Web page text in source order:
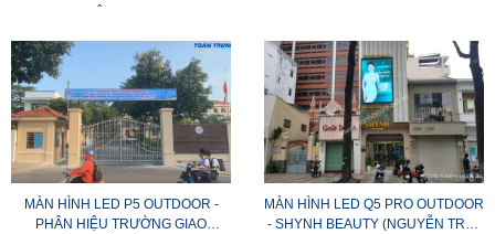
MÀN HÌNH LED P5 OUTDOOR -
PHÂN HIỆU TRƯỜNG GIAO
MÀN HÌNH LED Q5 PRO OUTDOOR
- SHYNH BEAUTY (NGUYỄN TRÃI,